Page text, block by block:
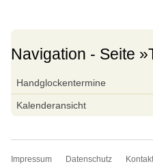
Handglocken-Institutionen
Internationales
Wörterbuch
Navigation - Seite
überspringen
Handglockentermine
Kalenderansicht
Navigation
Impressum Datenschutz Kontakt